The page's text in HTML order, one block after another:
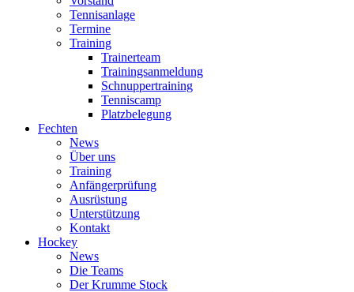
Tennisanlage
Termine
Training
Trainerteam
Trainingsanmeldung
Schnuppertraining
Tenniscamp
Platzbelegung
Fechten
News
Über uns
Training
Anfängerprüfung
Ausrüstung
Unterstützung
Kontakt
Hockey
News
Die Teams
Der Krumme Stock